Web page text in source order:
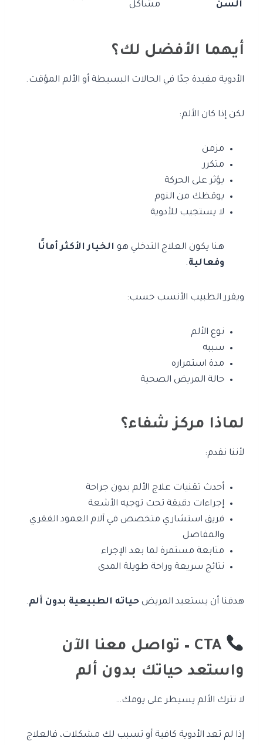
السن مشاكل
أيهما الأفضل لك؟
الأدوية مفيدة جدًا في الحالات البسيطة أو الألم المؤقت.
لكن إذا كان الألم:
مزمن
متكرر
يؤثر على الحركة
يوقظك من النوم
لا يستجيب للأدوية
هنا يكون العلاج التدخلي هو الخيار الأكثر أمانًا
وفعالية.
ويقرر الطبيب الأنسب حسب:
نوع الألم
سببه
مدة استمراره
حالة المريض الصحية
لماذا مركز شفاء؟
لأننا نقدم:
أحدث تقنيات علاج الألم بدون جراحة
إجراءات دقيقة تحت توجيه الأشعة
فريق استشاري متخصص في آلام العمود الفقري
والمفاصل
متابعة مستمرة لما بعد الإجراء
نتائج سريعة وراحة طويلة المدى
هدفنا أن يستعيد المريض حياته الطبيعية بدون ألم.
CTA – تواصل معنا الآن
واستعد حياتك بدون ألم
لا تترك الألم يسيطر على يومك…
إذا لم تعد الأدوية كافية أو تسبب لك مشكلات، فالعلاج